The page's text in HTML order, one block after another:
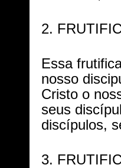
2.
Essa
nosso
Cristo o
seus
discípulos,
3.